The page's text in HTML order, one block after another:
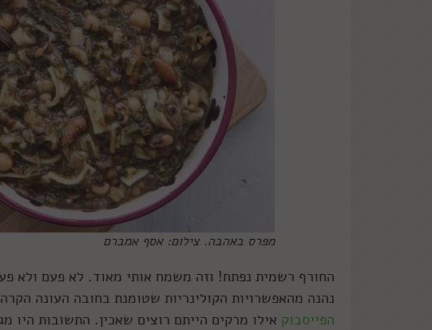
מפרס באהבה. צילום: אסף אמברם
החורף רשמית נפתח! וזה משמח אותי מאוד. לא פעם ולא
נהנה מהאפשרויות הקולינריות שטומנת בחובה העונה
הפייסבוק אילו מרקים הייתם רוצים שאכין. התשובות היו